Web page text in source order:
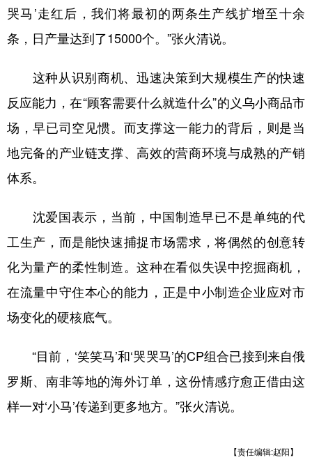
哭马’走红后，我们将最初的两条生产线扩增至十余
条，日产量达到了15000个。”张火清说。
这种从识别商机、迅速决策到大规模生产的快速
反应能力，在“顾客需要什么就造什么”的义乌小商品市
场，早已司空见惯。而支撑这一能力的背后，则是当
地完备的产业链支撑、高效的营商环境与成熟的产销
体系。
沈爱国表示，当前，中国制造早已不是单纯的代
工生产，而是能快速捕捉市场需求，将偶然的创意转
化为量产的柔性制造。这种在看似失误中挖掘商机，
在流量中守住本心的能力，正是中小制造企业应对市
场变化的硬核底气。
“目前，‘笑笑马’和‘哭哭马’的CP组合已接到来自俄
罗斯、南非等地的海外订单，这份情感疗愈正借由这
样一对‘小马’传递到更多地方。”张火清说。
【责任编辑:赵阳】